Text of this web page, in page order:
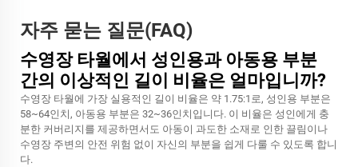
자주 묻는 질문(FAQ)
수영장 타월에서 성인용과 아동용 부분
간의 이상적인 길이 비율은 얼마입니까?
수영장 타월에 가장 실용적인 길이 비율은 약 1.75:1로, 성인용 부분은
58~64인치, 아동용 부분은 32~36인치입니다. 이 비율은 성인에게 충
분한 커버리지를 제공하면서도 아동이 과도한 소재로 인한 끌림이나
수영장 주변의 안전 위험 없이 자신의 부분을 쉽게 다룰 수 있도록 합니
다.